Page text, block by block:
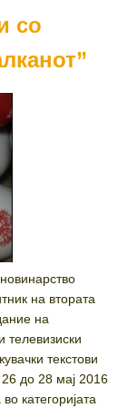
со
на втората
на
телевизиски
текстови
до 28 мај 2016
категоријата